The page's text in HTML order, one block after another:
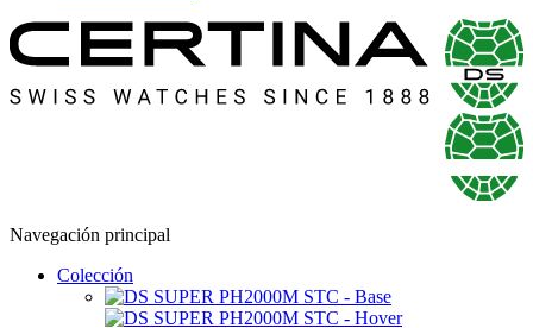
Navegación principal
Colección